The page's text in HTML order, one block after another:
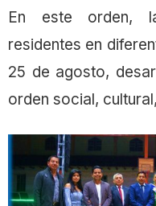
En este orden,
residentes en
25 de agosto,
orden social,